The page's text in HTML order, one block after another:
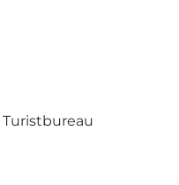
Turistbureau